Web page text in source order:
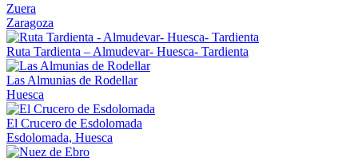
Zuera
Zaragoza
Ruta Tardienta – Almudevar- Huesca- Tardienta
Las Almunias de Rodellar
Huesca
El Crucero de Esdolomada
Esdolomada, Huesca